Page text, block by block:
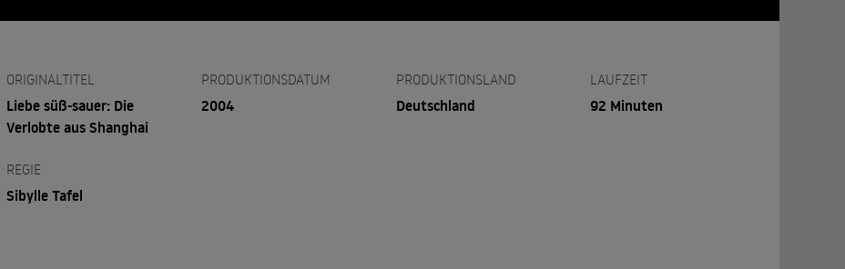
ORIGINALTITEL
Liebe süß-sauer: Die
Verlobte aus Shanghai
PRODUKTIONSDATUM
2004
PRODUKTIONSLAND
Deutschland
LAUFZEIT
92 Minuten
REGIE
Sibylle Tafel